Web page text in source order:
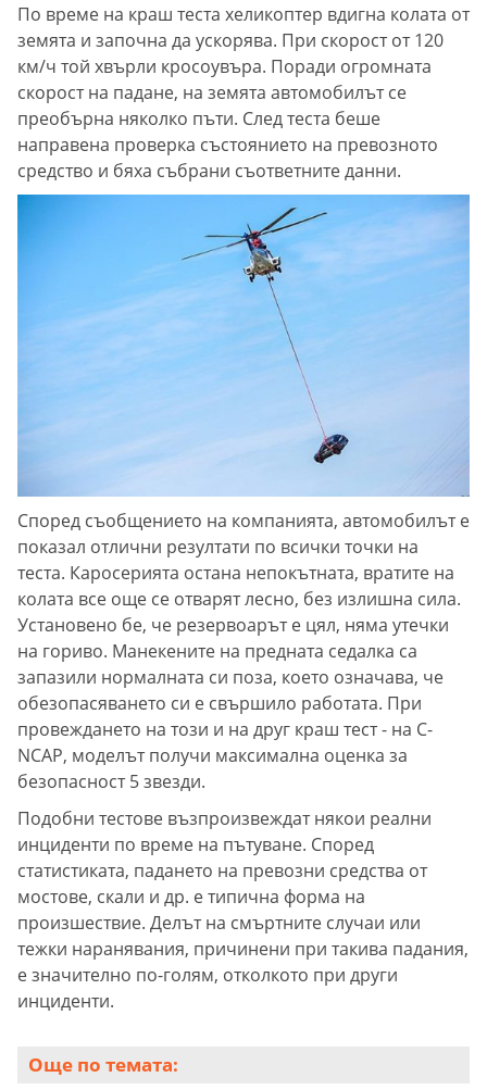
По време на краш теста хеликоптер вдигна колата от
земята и започна да ускорява. При скорост от 120
км/ч той хвърли кросоувъра. Поради огромната
скорост на падане, на земята автомобилът се
преобърна няколко пъти. След теста беше
направена проверка състоянието на превозното
средство и бяха събрани съответните данни.
Според съобщението на компанията, автомобилът е
показал отлични резултати по всички точки на
теста. Каросерията остана непокътната, вратите на
колата все още се отварят лесно, без излишна сила.
Установено бе, че резервоарът е цял, няма утечки
на гориво. Манекените на предната седалка са
запазили нормалната си поза, което означава, че
обезопасяването си е свършило работата. При
провеждането на този и на друг краш тест - на C-
NCAP, моделът получи максимална оценка за
безопасност 5 звезди.
Подобни тестове възпроизвеждат някои реални
инциденти по време на пътуване. Според
статистиката, падането на превозни средства от
мостове, скали и др. е типична форма на
произшествие. Делът на смъртните случаи или
тежки наранявания, причинени при такива падания,
е значително по-голям, отколкото при други
инциденти.
Още по темата: